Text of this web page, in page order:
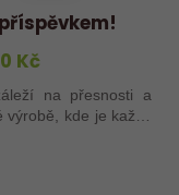
Kč
na přesnosti a
kde je každý